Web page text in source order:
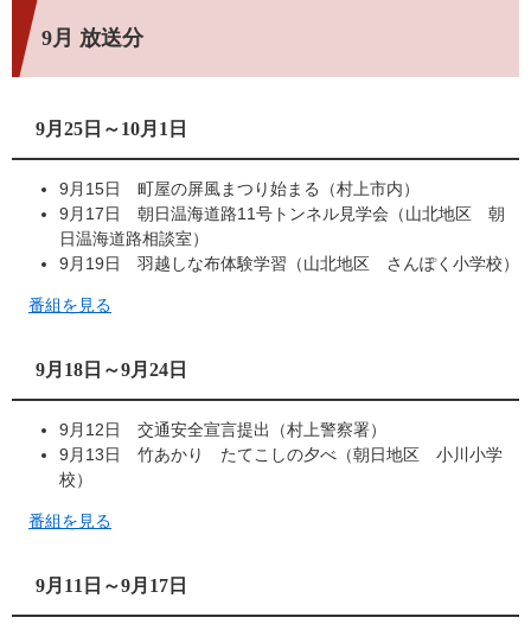
9月 放送分
9月25日～10月1日
9月15日 町屋の屏風まつり始まる（村上市内）
9月17日 朝日温海道路11号トンネル見学会（山北地区 朝
日温海道路相談室）
9月19日 羽越しな布体験学習（山北地区 さんぽく小学校）
番組を見る
9月18日～9月24日
9月12日 交通安全宣言提出（村上警察署）
9月13日 竹あかり たてこしの夕べ（朝日地区 小川小学
校）
番組を見る
9月11日～9月17日